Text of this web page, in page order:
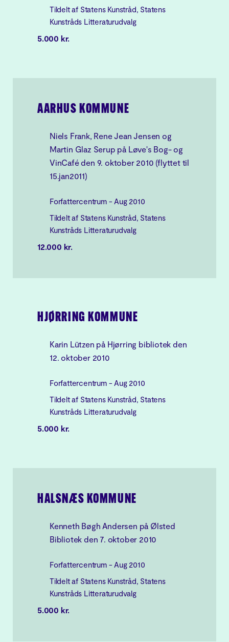
Tildelt af Statens Kunstråd, Statens
Kunstråds Litteraturudvalg
5.000 kr.
AARHUS KOMMUNE
Niels Frank, Rene Jean Jensen og
Martin Glaz Serup på Løve's Bog- og
VinCafé den 9. oktober 2010 (flyttet til
15.jan2011)
Forfattercentrum - Aug 2010
Tildelt af Statens Kunstråd, Statens
Kunstråds Litteraturudvalg
12.000 kr.
HJØRRING KOMMUNE
Karin Lützen på Hjørring bibliotek den
12. oktober 2010
Forfattercentrum - Aug 2010
Tildelt af Statens Kunstråd, Statens
Kunstråds Litteraturudvalg
5.000 kr.
HALSNÆS KOMMUNE
Kenneth Bøgh Andersen på Ølsted
Bibliotek den 7. oktober 2010
Forfattercentrum - Aug 2010
Tildelt af Statens Kunstråd, Statens
Kunstråds Litteraturudvalg
5.000 kr.